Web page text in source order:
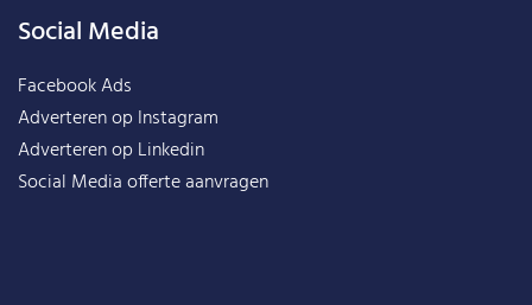
Social Media
Facebook Ads
Adverteren op Instagram
Adverteren op Linkedin
Social Media offerte aanvragen